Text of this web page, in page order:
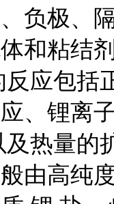
负极、
和粘结
应包括
、锂离
热量的
由高纯